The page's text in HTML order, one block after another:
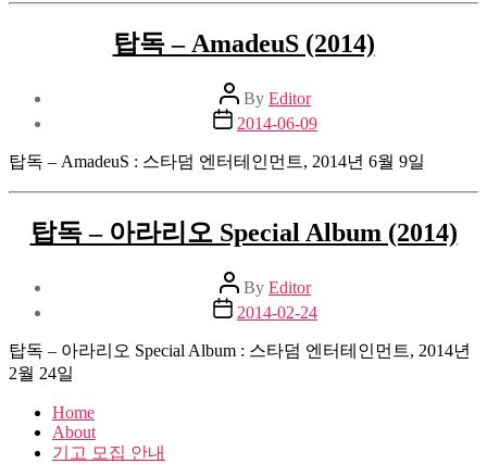
탑독 – AmadeuS (2014)
Post
author
By Editor
Post
date
2014-06-09
탑독 – AmadeuS : 스타덤 엔터테인먼트, 2014년 6월 9일
탑독 – 아라리오 Special Album (2014)
Post
author
By Editor
Post
date
2014-02-24
탑독 – 아라리오 Special Album : 스타덤 엔터테인먼트, 2014년
2월 24일
Home
About
기고 모집 안내